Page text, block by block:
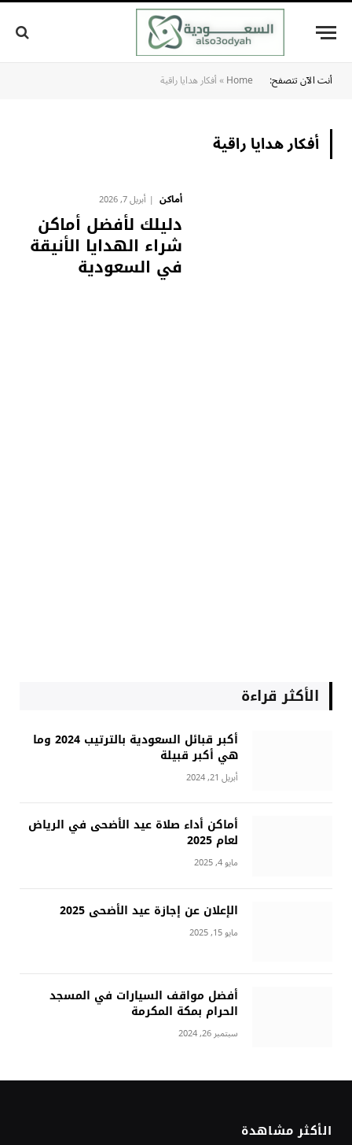
أنت الآن تتصفح: Home
»أفكار هدايا راقية
أفكار هدايا راقية
أماكن أبريل 7, 2026
دليلك لأفضل أماكن
شراء الهدايا الأنيقة
في السعودية
الأكثر قراءة
أكبر قبائل السعودية بالترتيب 2024 وما
هي أكبر قبيلة
أبريل 21, 2024
أماكن أداء صلاة عيد الأضحى في الرياض
لعام 2025
مايو 4, 2025
الإعلان عن إجازة عيد الأضحى 2025
مايو 15, 2025
أفضل مواقف السيارات في المسجد
الحرام بمكة المكرمة
سبتمبر 26, 2024
الأكثر مشاهدة